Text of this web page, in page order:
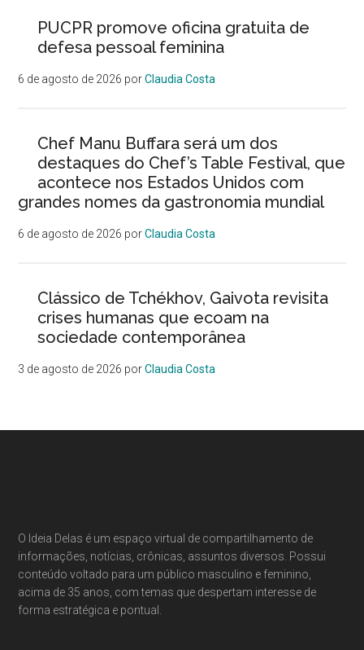
PUCPR promove oficina gratuita de
defesa pessoal feminina
6 de agosto de 2026 porClaudia Costa
Chef Manu Buffara será um dos
destaques do Chef’s Table Festival, que
acontece nos Estados Unidos com
grandes nomes da gastronomia mundial
6 de agosto de 2026 porClaudia Costa
Clássico de Tchékhov, Gaivota revisita
crises humanas que ecoam na
sociedade contemporânea
3 de agosto de 2026 porClaudia Costa
O Ideia Delas é um espaço virtual de compartilhamento de
informações, notícias, crônicas, assuntos diversos. Possui
conteúdo voltado para um público masculino e feminino,
acima de 35 anos, com temas que despertam interesse de
forma estratégica e pontual.